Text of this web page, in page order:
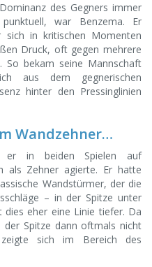
des Gegners immer
war Benzema. Er
sich in kritischen Momenten
Druck, oft gegen mehrere
So bekam seine Mannschaft
aus dem gegnerischen
hinter den Pressinglinien
Wandzehner…
er in beiden Spielen auf
als Zehner agierte. Er hatte
Wandstürmer, der die
– in der Spitze unter
eher eine Linie tiefer. Da
Spitze dann oftmals nicht
sich im Bereich des